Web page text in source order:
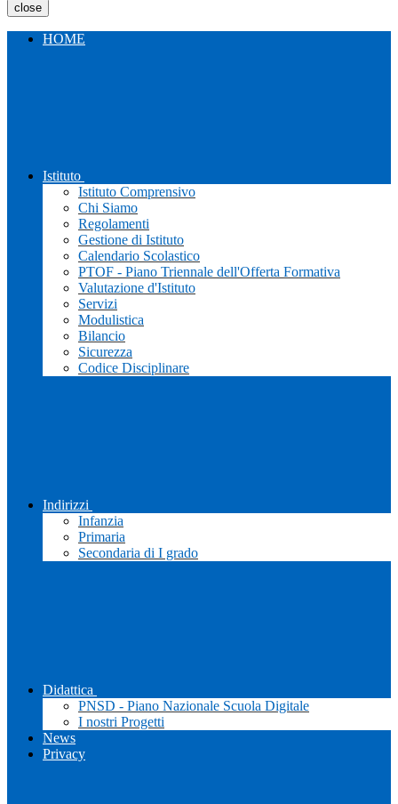
close
HOME
Istituto
Istituto Comprensivo
Chi Siamo
Regolamenti
Gestione di Istituto
Calendario Scolastico
PTOF - Piano Triennale dell'Offerta Formativa
Valutazione d'Istituto
Servizi
Modulistica
Bilancio
Sicurezza
Codice Disciplinare
Indirizzi
Infanzia
Primaria
Secondaria di I grado
Didattica
PNSD - Piano Nazionale Scuola Digitale
I nostri Progetti
News
Privacy